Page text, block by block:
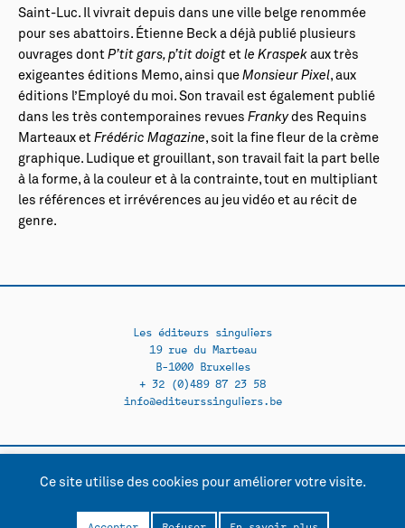
Saint-Luc. Il vivrait depuis dans une ville belge renommée
pour ses abattoirs. Étienne Beck a déjà publié plusieurs
ouvrages dont P’tit gars, p’tit doigt et le Kraspek aux très
exigeantes éditions Memo, ainsi que Monsieur Pixel, aux
éditions l’Employé du moi. Son travail est également publié
dans les très contemporaines revues Frankydes Requins
Marteaux et Frédéric Magazine, soit la fine fleur de la crème
graphique. Ludique et grouillant, son travail fait la part belle
à la forme, à la couleur et à la contrainte, tout en multipliant
les références et irrévérences au jeu vidéo et au récit de
genre.
Les éditeurs singuliers
19 rue du Marteau
B-1000 Bruxelles
+ 32 (0)489 87 23 58
info@editeurssinguliers.be
Instagram →
Contact
Politique de confidentialité
Ce site utilise des cookies pour améliorer votre visite.